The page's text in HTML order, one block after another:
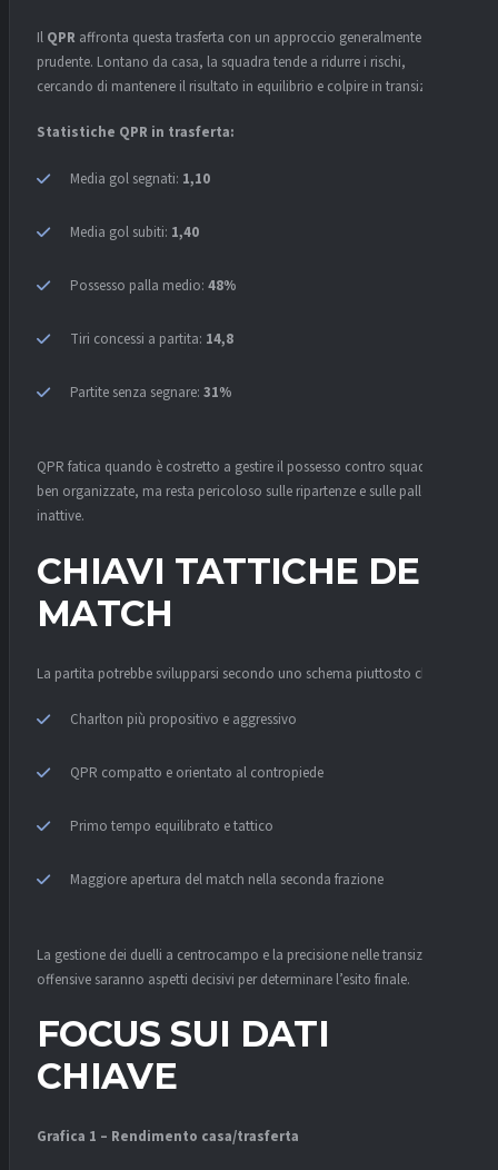
Il QPR affronta questa trasferta con un approccio generalmente
prudente. Lontano da casa, la squadra tende a ridurre i rischi,
cercando di mantenere il risultato in equilibrio e colpire in transizione.
Statistiche QPR in trasferta:
Media gol segnati: 1,10
Media gol subiti: 1,40
Possesso palla medio: 48%
Tiri concessi a partita: 14,8
Partite senza segnare: 31%
QPR fatica quando è costretto a gestire il possesso contro squadre
ben organizzate, ma resta pericoloso sulle ripartenze e sulle palle
inattive.
CHIAVI TATTICHE DEL
MATCH
La partita potrebbe svilupparsi secondo uno schema piuttosto chiaro:
Charlton più propositivo e aggressivo
QPR compatto e orientato al contropiede
Primo tempo equilibrato e tattico
Maggiore apertura del match nella seconda frazione
La gestione dei duelli a centrocampo e la precisione nelle transizioni
offensive saranno aspetti decisivi per determinare l’esito finale.
FOCUS SUI DATI
CHIAVE
Grafica 1 – Rendimento casa/trasferta